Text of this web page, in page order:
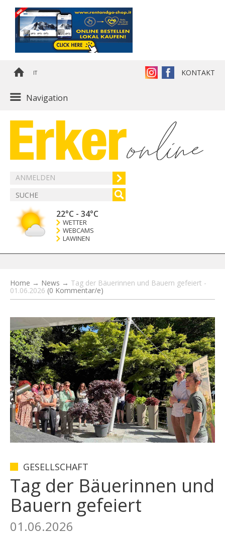
IT KONTAKT
Navigation
ANMELDEN
22°C - 34°C
WETTER
WEBCAMS
LAWINEN
Home → News → Tag der Bäuerinnen und Bauern gefeiert -
01.06.2026 (0 Kommentar/e)
GESELLSCHAFT
Tag der Bäuerinnen und
Bauern gefeiert
01.06.2026